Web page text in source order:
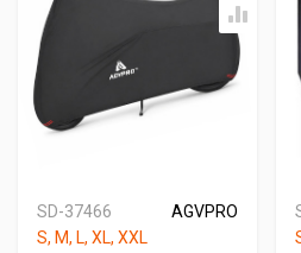
SD-37466
AGVPRO
S, M, L, XL, XXL